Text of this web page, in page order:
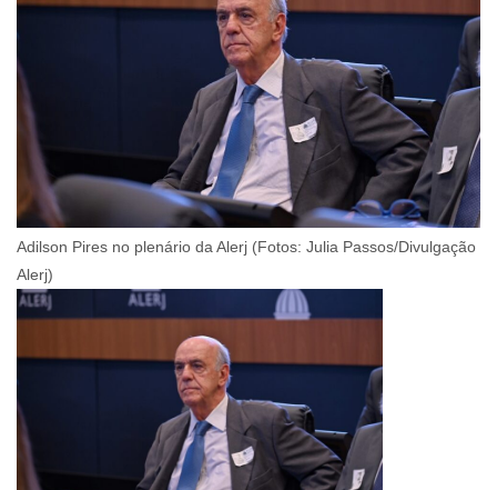
Adilson Pires no plenário da Alerj (Fotos: Julia Passos/Divulgação
Alerj)